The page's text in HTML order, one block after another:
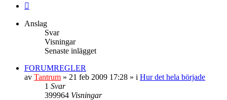
Anslag
Svar
Visningar
Senaste inlägget
FORUMREGLER
av Tantrum » 21 feb 2009 17:28 » i Hur det hela började
1 Svar
399964 Visningar